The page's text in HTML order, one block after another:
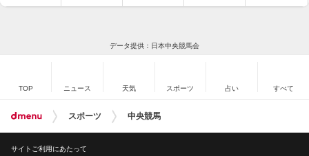
データ提供：日本中央競馬会
TOP ニュース 天気 スポーツ 占い すべて
スポーツ 中央競馬
サイトご利用にあたって